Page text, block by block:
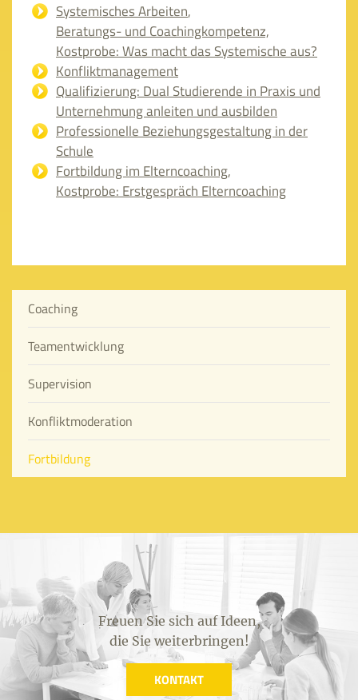
Systemisches Arbeiten,
Beratungs- und Coachingkompetenz,
Kostprobe: Was macht das Systemische aus?
Konfliktmanagement
Qualifizierung: Dual Studierende in Praxis und
Unternehmung anleiten und ausbilden
Professionelle Beziehungsgestaltung in der
Schule
Fortbildung im Elterncoaching,
Kostprobe: Erstgespräch Elterncoaching
Coaching
Teamentwicklung
Supervision
Konfliktmoderation
Fortbildung
Freuen Sie sich auf Ideen,
die Sie weiterbringen!
KONTAKT